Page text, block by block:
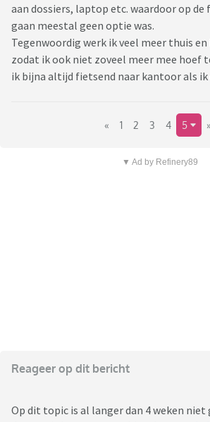
aan dossiers, laptop etc. waardoor op
gaan meestal geen optie was.
Tegenwoordig werk ik veel meer thuis
zodat ik ook niet zoveel meer mee hoef
ik bijna altijd fietsend naar kantoor als
« 1 2 3 4 5 »
▼ Ad by Refinery89
Reageer op dit bericht
Op dit topic is al langer dan 4 weken niet